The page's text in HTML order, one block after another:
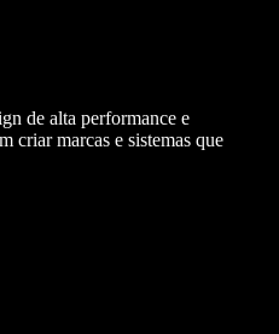
de alta performance e
criar marcas e sistemas que